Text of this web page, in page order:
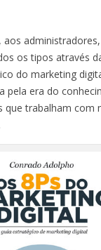
os tipos através
do marketing
pela era do
trabalham